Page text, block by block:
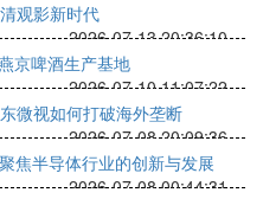
观影新时代
2026-07-13 20:36:10
京啤酒生产基地
2026-07-10 11:07:22
微视如何打破海外垄断
2026-07-08 20:09:36
焦半导体行业的创新与发展
2026-07-08 00:44:31